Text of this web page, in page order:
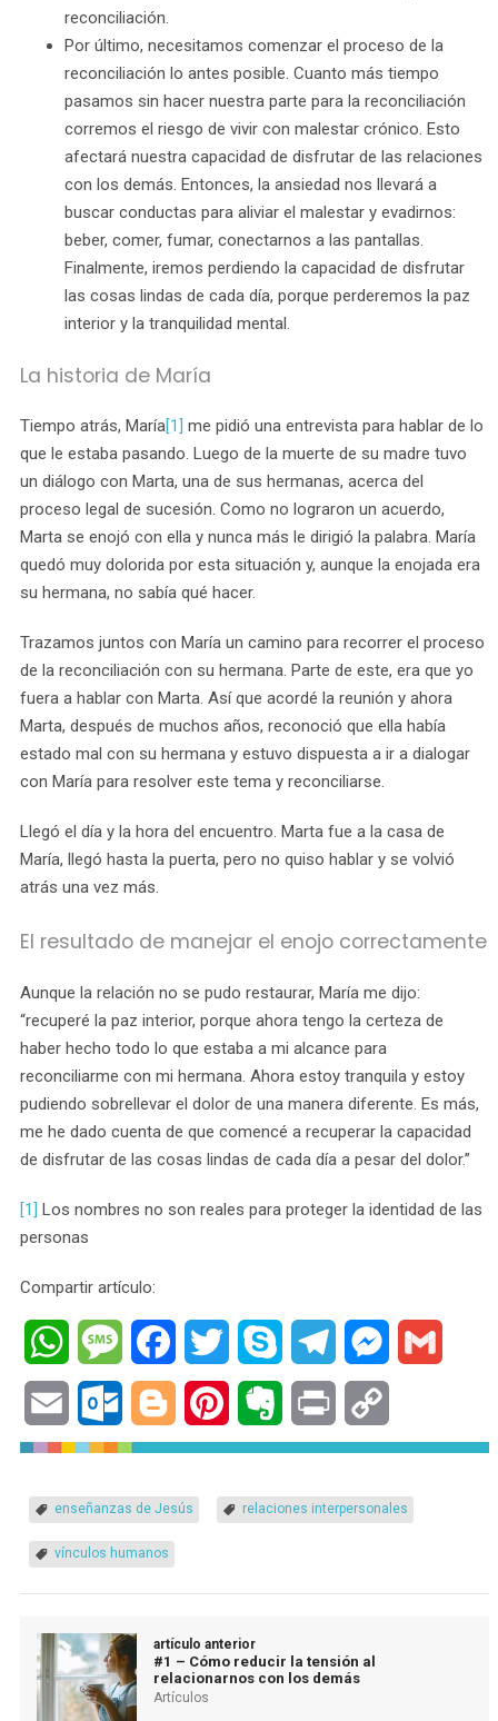
reconciliación.
Por último, necesitamos comenzar el proceso de la
reconciliación lo antes posible. Cuanto más tiempo
pasamos sin hacer nuestra parte para la reconciliación
corremos el riesgo de vivir con malestar crónico. Esto
afectará nuestra capacidad de disfrutar de las relaciones
con los demás. Entonces, la ansiedad nos llevará a
buscar conductas para aliviar el malestar y evadirnos:
beber, comer, fumar, conectarnos a las pantallas.
Finalmente, iremos perdiendo la capacidad de disfrutar
las cosas lindas de cada día, porque perderemos la paz
interior y la tranquilidad mental.
La historia de María
Tiempo atrás, María[1] me pidió una entrevista para hablar de lo
que le estaba pasando. Luego de la muerte de su madre tuvo
un diálogo con Marta, una de sus hermanas, acerca del
proceso legal de sucesión. Como no lograron un acuerdo,
Marta se enojó con ella y nunca más le dirigió la palabra. María
quedó muy dolorida por esta situación y, aunque la enojada era
su hermana, no sabía qué hacer.
Trazamos juntos con María un camino para recorrer el proceso
de la reconciliación con su hermana. Parte de este, era que yo
fuera a hablar con Marta. Así que acordé la reunión y ahora
Marta, después de muchos años, reconoció que ella había
estado mal con su hermana y estuvo dispuesta a ir a dialogar
con María para resolver este tema y reconciliarse.
Llegó el día y la hora del encuentro. Marta fue a la casa de
María, llegó hasta la puerta, pero no quiso hablar y se volvió
atrás una vez más.
El resultado de manejar el enojo correctamente
Aunque la relación no se pudo restaurar, María me dijo:
“recuperé la paz interior, porque ahora tengo la certeza de
haber hecho todo lo que estaba a mi alcance para
reconciliarme con mi hermana. Ahora estoy tranquila y estoy
pudiendo sobrellevar el dolor de una manera diferente. Es más,
me he dado cuenta de que comencé a recuperar la capacidad
de disfrutar de las cosas lindas de cada día a pesar del dolor.”
[1] Los nombres no son reales para proteger la identidad de las
personas
Compartir artículo:
WhatsAppMessageFacebookTwitter Skype TelegramMessenger
Email Outlook.com
Blogger PinterestEvernote Print
Link
enseñanzas de Jesús relaciones interpersonales
vínculos humanos
artículo anterior
#1 – Cómo reducir la tensión al
relacionarnos con los demás
Artículos